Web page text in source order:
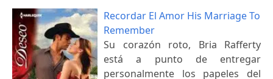
Recordar El Amor His Marriage To
Remember
Su corazón roto, Bria Rafferty
está a punto de entregar
personalmente los papeles del